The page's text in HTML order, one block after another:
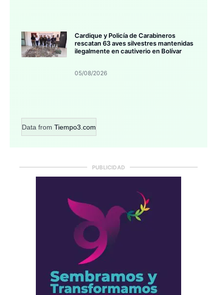
Cardique y Policía de Carabineros
rescatan 63 aves silvestres mantenidas
ilegalmente en cautiverio en Bolívar
05/08/2026
Data from Tiempo3.com
PUBLICIDAD